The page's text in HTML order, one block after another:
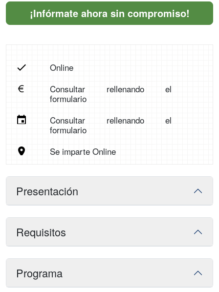
¡Infórmate ahora sin compromiso!
Online
Consultar rellenando el
formulario
Consultar rellenando el
formulario
Se imparte Online
Presentación
Requisitos
Programa